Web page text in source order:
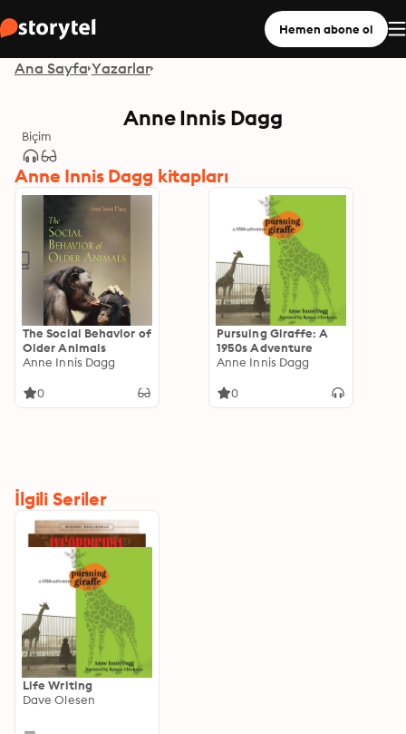
Hemen abone ol
Ana Sayfa Yazarlar
Anne Innis Dagg
Biçim
Anne Innis Dagg kitapları
The Social Behavior of
Older Animals
Anne Innis Dagg
0
Pursuing Giraffe: A
1950s Adventure
Anne Innis Dagg
0
İlgili Seriler
Life Writing
Dave Olesen